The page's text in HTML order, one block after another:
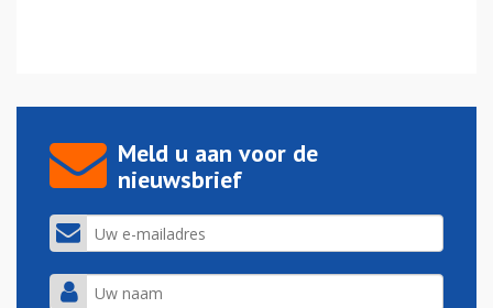
Meld u aan voor de
nieuwsbrief